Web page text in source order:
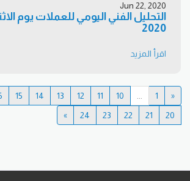
Jun 22, 2020
2020
اقرأ المزيد
«
1
10
11
12
13
14
15
20
21
22
23
24
»